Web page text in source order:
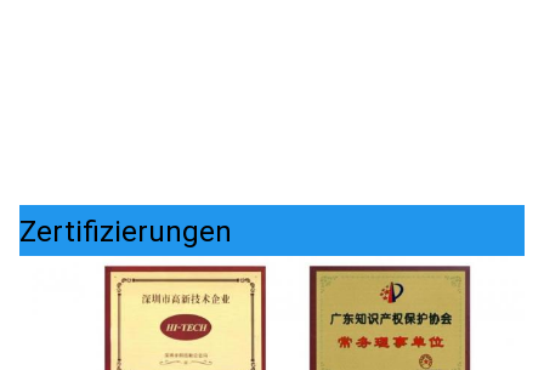
Zertifizierungen